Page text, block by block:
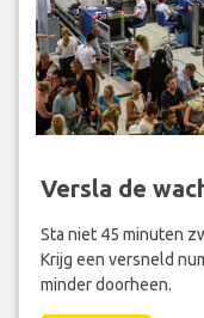
Versla de
Sta niet 45 minuten
Krijg een versneld
minder doorheen.